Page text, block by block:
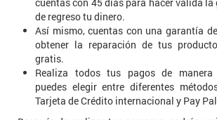
de regreso tu dinero.
Así mismo, cuentas con una garantía
obtener la reparación de tus
gratis.
Realiza todos tus pagos de manera
puedes elegir entre diferentes
Tarjeta de Crédito internacional y Pay